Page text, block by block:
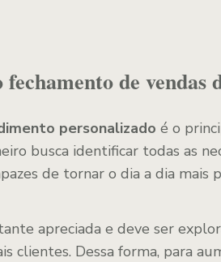
de vendas
personalizado é o
busca identificar todas as
de tornar o dia a dia mais
apreciada e deve ser
clientes. Dessa forma, para